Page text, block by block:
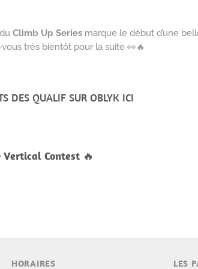
Climb Up Series marque le début d’une
très bientôt pour la suite 👀🔥
DES QUALIF SUR OBLYK ICI
Vertical Contest 🔥
HORAIRES LES